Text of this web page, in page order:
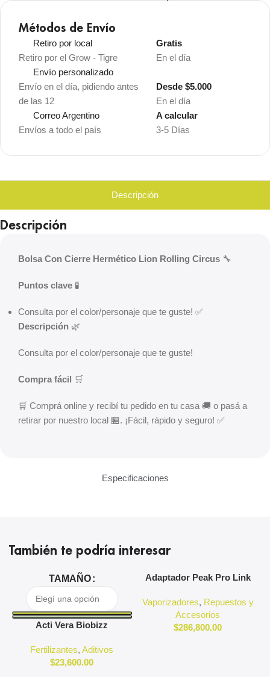
Métodos de Envío
Retiro por local
Retiro por el Grow - Tigre
En el día
Gratis
Envío personalizado
Envío en el día, pidiendo antes
de las 12
En el día
Desde $5.000
Correo Argentino
Envíos a todo el país
3-5 Días
A calcular
Descripción
Especificaciones
Descripción
Bolsa Con Cierre Hermético Lion Rolling Circus 🔧
Puntos clave 🧪
Consulta por el color/personaje que te guste! ✅
Descripción 🌿
Consulta por el color/personaje que te guste!
Compra fácil 🛒
🛒 Comprá online y recibí tu pedido en tu casa 🚚 o pasá a
retirar por nuestro local 🏪. ¡Fácil, rápido y seguro! ✅
También te podría interesar
TAMAÑO
Acti Vera Biobizz
Fertilizantes,Aditivos
$23,600.00
Adaptador Peak Pro Link
Vaporizadores, Repuestos y
Accesorios
$286,800.00